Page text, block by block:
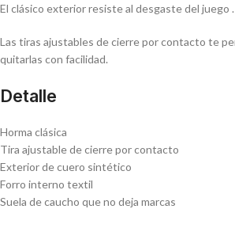
El clásico exterior resiste al desgaste del juego .
Las tiras ajustables de cierre por contacto te
quitarlas con facilidad.
Detalle
Horma clásica
Tira ajustable de cierre por contacto
Exterior de cuero sintético
Forro interno textil
Suela de caucho que no deja marcas